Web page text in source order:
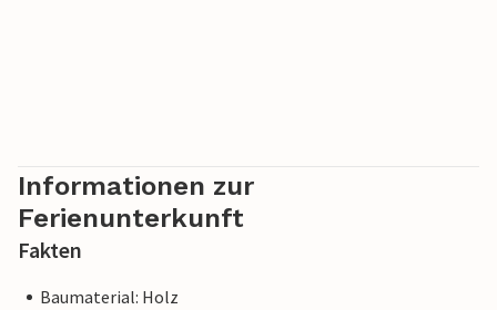
Informationen zur
Ferienunterkunft
Fakten
Baumaterial: Holz